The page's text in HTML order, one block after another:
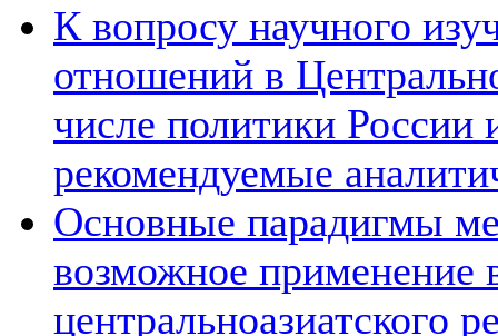
К вопросу научного
отношений в
числе политики России
рекомендуемые
Основные парадигмы
возможное применение
центральноазиатского